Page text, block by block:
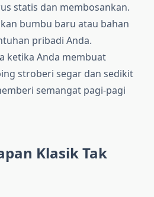
statis dan membosankan.
bumbu baru atau bahan
pribadi Anda.
ketika Anda membuat
stroberi segar dan sedikit
semangat pagi-pagi
Klasik Tak